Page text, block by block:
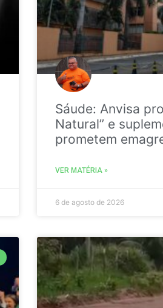
Sáude: Anvisa
Natural” e
prometem
VER MATÉRIA »
6 de agosto de 2026